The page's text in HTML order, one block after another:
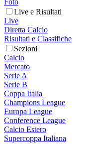
Foto
Live e Risultati
Live
Diretta Calcio
Risultati e Classifiche
Sezioni
Calcio
Mercato
Serie A
Serie B
Coppa Italia
Champions League
Europa League
Conference League
Calcio Estero
Supercoppa Italiana